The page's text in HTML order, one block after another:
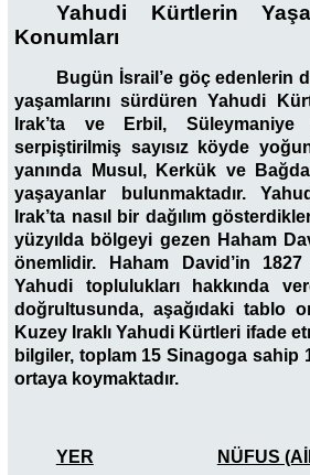
Yahudi Kürtlerin
Konumları
Bugün İsrail’e göç edenlerin
yaşamlarını sürdüren Yahudi
Irak’ta ve Erbil,
serpiştirilmiş sayısız köyde
yanında Musul, Kerkük ve
yaşayanlar bulunmaktadır.
Irak’ta nasıl bir dağılım
yüzyılda bölgeyi gezen Haham
önemlidir. Haham David’in 1827
Yahudi toplulukları hakkında
doğrultusunda, aşağıdaki tablo
Kuzey Iraklı Yahudi Kürtleri ifade
bilgiler, toplam 15 Sinagoga sahip
ortaya koymaktadır.
YER NÜFUS